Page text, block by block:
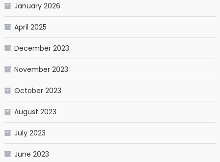
January 2026
April 2025
December 2023
November 2023
October 2023
August 2023
July 2023
June 2023